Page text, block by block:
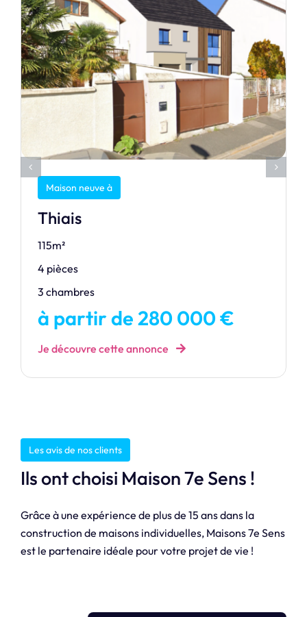
Maison neuve à
Thiais
115m²
4 pièces
3 chambres
à partir de 280 000 €
Je découvre cette annonce
Les avis de nos clients
Ils ont choisi Maison 7e Sens !
Grâce à une expérience de plus de 15 ans dans la
construction de maisons individuelles, Maisons 7e Sens
est le partenaire idéale pour votre projet de vie !